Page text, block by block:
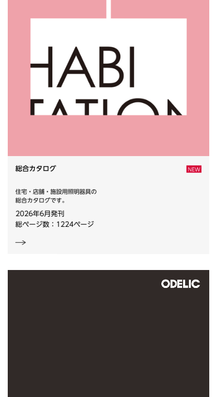
総合カタログ
住宅・店舗・施設用照明器具の
総合カタログです。
2026年6月発刊
総ページ数：1224ページ